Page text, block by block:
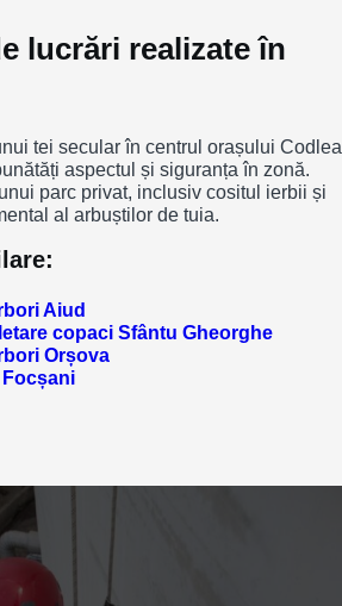
lucrări realizate în
tei secular în centrul orașului
aspectul și siguranța în zonă.
parc privat, inclusiv cositul ierbii și
al arbuștilor de tuia.
Aiud
copaci Sfântu Gheorghe
Orșova